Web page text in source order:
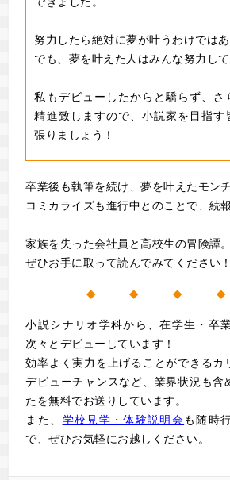
努力したら絶対に夢が叶うわけではあ
でも、夢を叶えた人はみんな努力して
私もデビューしたからと驕らず、さ
精進致しますので、小説家を目指す
張りましょう！
卒業後も執筆を続け、夢を叶えたモン
コミカライズも進行中とのことで、続
家族を失った会社員と高校生の冒険譚。
ぜひお手に取って読んでみてください！
◆ ◆ ◆
小説シナリオ学科から、在学生・卒
次々とデビューしています！
効率よく実力を上げることができるカ
デビューチャンスなど、業界状況も含
たを無料でお送りしています。
また、 学校見学・体験説明会も随時
で、ぜひお気軽にお越しください。